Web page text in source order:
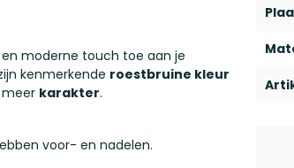
moderne touch toe aan je
kenmerkende roestbruine kleur
karakter.
voor- en nadelen.